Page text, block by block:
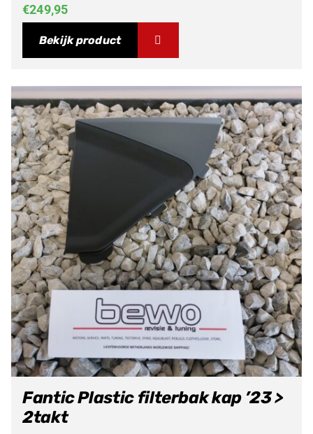
€249,95
Bekijk product
Fantic Plastic filterbak kap ’23 >
2takt